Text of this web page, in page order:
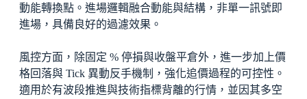
動能轉換點。進場邏輯融合動能與結構，非單一訊號即
進場，具備良好的過濾效果。
風控方面，除固定 % 停損與收盤平倉外，進一步加上價
格回落與 Tick 異動反手機制，強化追價過程的可控性。
適用於有波段推進與技術指標背離的行情，並因其多空